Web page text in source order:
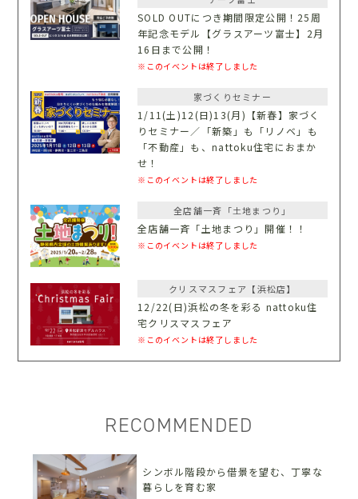
SOLD OUTにつき期間限定公開！25周
年記念モデル【グラスアーツ富士】2月
16日まで公開！
※このイベントは終了しました
家づくりセミナー
1/11(土)12(日)13(月)【新春】家づく
りセミナー／「新築」も「リノベ」も
「不動産」も、nattoku住宅におまか
せ！
※このイベントは終了しました
全店舗一斉「土地まつり」
全店舗一斉「土地まつり」開催！！
※このイベントは終了しました
クリスマスフェア【浜松店】
12/22(日)浜松の冬を彩る nattoku住
宅クリスマスフェア
※このイベントは終了しました
RECOMMENDED
シンボル階段から借景を望む、丁寧な
暮らしを育む家